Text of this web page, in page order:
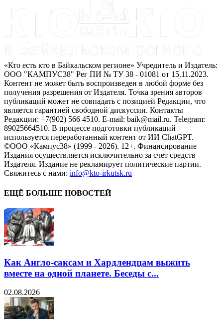
«Кто есть кто в Байкальском регионе» Учредитель и Издатель:
ООО "КАМПУС38" Рег ПИ № ТУ 38 - 01081 от 15.11.2023.
Контент не может быть воспроизведен в любой форме без
получения разрешения от Издателя. Точка зрения авторов
публикаций может не совпадать с позицией Редакции, что
является гарантией свободной дискуссии. Контакты
Редакции: +7(902) 566 4510. E-mail: baik@mail.ru. Telegram:
89025664510. В процессе подготовки публикаций
используется переработанный контент от ИИ ChatGPT.
©ООО «Кампус38» (1999 - 2026). 12+. Финансирование
Издания осуществляется исключительно за счет средств
Издателя. Издание не рекламирует политические партии.
Свяжитесь с нами: info@kto-irkutsk.ru
ЕЩЁ БОЛЬШЕ НОВОСТЕЙ
Как Англо-саксам и Хардлендцам выжить
вместе на одной планете. Беседы с...
02.08.2026